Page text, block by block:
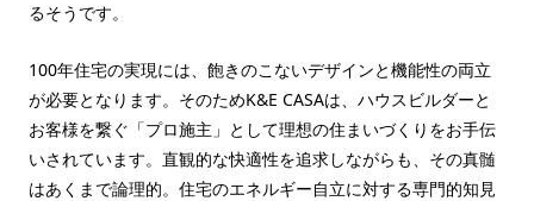
るそうです。
100年住宅の実現には、飽きのこないデザインと機能性の両立
が必要となります。そのためK&E CASAは、ハウスビルダーと
お客様を繋ぐ「プロ施主」として理想の住まいづくりをお手伝
いされています。直観的な快適性を追求しながらも、その真髄
はあくまで論理的。住宅のエネルギー自立に対する専門的知見